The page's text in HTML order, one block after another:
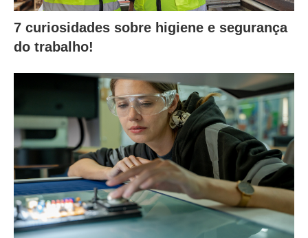
7 curiosidades sobre higiene e segurança
do trabalho!